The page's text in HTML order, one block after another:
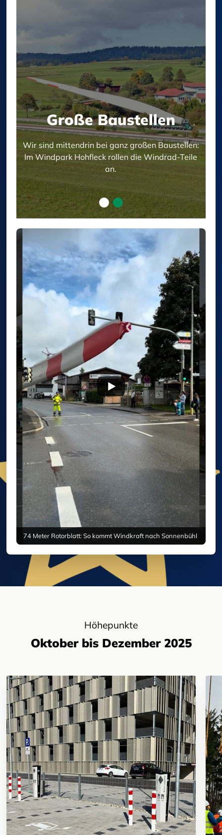
Große Baustellen
Wir sind mittendrin bei ganz großen Baustellen:
Im Windpark Hohfleck rollen die Windrad-Teile
an.
Große Baustellen
Wir sind mittendrin bei ganz großen Baustellen:
Vor der swt-Zentrale entsteht das neue
Quartier Marienburger Straße.
74 Meter Rotorblatt: So kommt Windkraft nach Sonnenbühl
Höhepunkte
Oktober bis Dezember 2025